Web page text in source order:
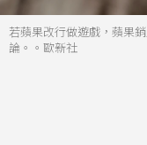
若蘋果改行做遊戲，蘋果
論。。歐新社